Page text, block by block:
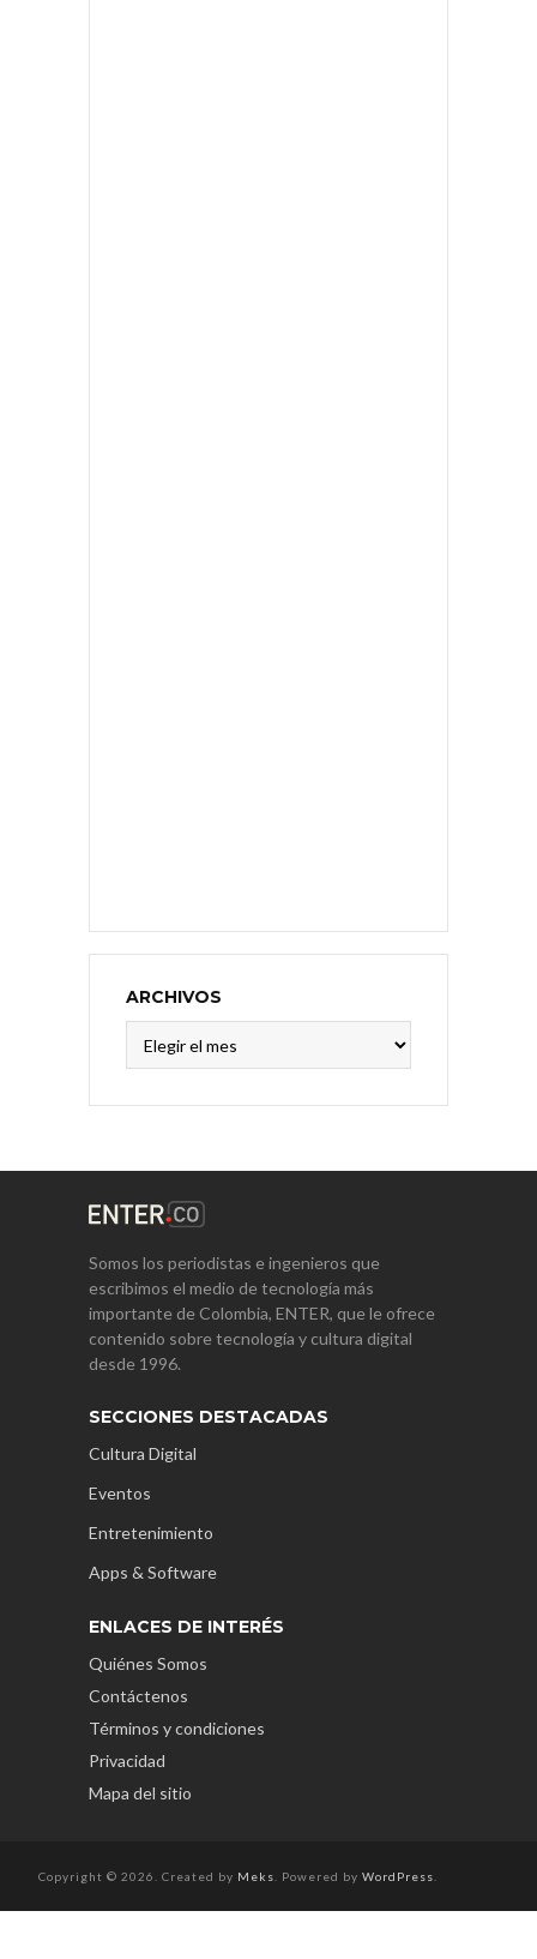
ARCHIVOS
Somos los periodistas e ingenieros que
escribimos el medio de tecnología más
importante de Colombia, ENTER, que le ofrece
contenido sobre tecnología y cultura digital
desde 1996.
SECCIONES DESTACADAS
Cultura Digital
Eventos
Entretenimiento
Apps & Software
ENLACES DE INTERÉS
Quiénes Somos
Contáctenos
Términos y condiciones
Privacidad
Mapa del sitio
Copyright © 2026. Created by Meks . Powered by WordPress